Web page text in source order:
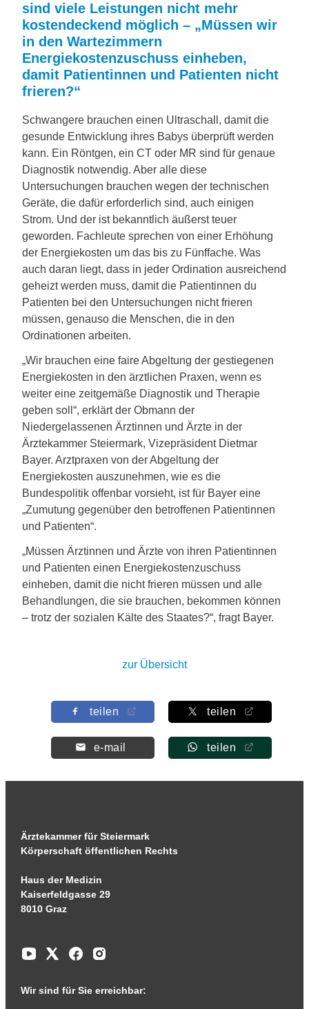
sind viele Leistungen nicht mehr
kostendeckend möglich – „Müssen wir
in den Wartezimmern
Energiekostenzuschuss einheben,
damit Patientinnen und Patienten nicht
frieren?“
Schwangere brauchen einen Ultraschall, damit die
gesunde Entwicklung ihres Babys überprüft werden
kann. Ein Röntgen, ein CT oder MR sind für genaue
Diagnostik notwendig. Aber alle diese
Untersuchungen brauchen wegen der technischen
Geräte, die dafür erforderlich sind, auch einigen
Strom. Und der ist bekanntlich äußerst teuer
geworden. Fachleute sprechen von einer Erhöhung
der Energiekosten um das bis zu Fünffache. Was
auch daran liegt, dass in jeder Ordination ausreichend
geheizt werden muss, damit die Patientinnen du
Patienten bei den Untersuchungen nicht frieren
müssen, genauso die Menschen, die in den
Ordinationen arbeiten.
„Wir brauchen eine faire Abgeltung der gestiegenen
Energiekosten in den ärztlichen Praxen, wenn es
weiter eine zeitgemäße Diagnostik und Therapie
geben soll“, erklärt der Obmann der
Niedergelassenen Ärztinnen und Ärzte in der
Ärztekammer Steiermark, Vizepräsident Dietmar
Bayer. Arztpraxen von der Abgeltung der
Energiekosten auszunehmen, wie es die
Bundespolitik offenbar vorsieht, ist für Bayer eine
„Zumutung gegenüber den betroffenen Patientinnen
und Patienten“.
„Müssen Ärztinnen und Ärzte von ihren Patientinnen
und Patienten einen Energiekostenzuschuss
einheben, damit die nicht frieren müssen und alle
Behandlungen, die sie brauchen, bekommen können
– trotz der sozialen Kälte des Staates?“, fragt Bayer.
zur Übersicht
teilen teilen
e-mail teilen
Ärztekammer für Steiermark
Körperschaft öffentlichen Rechts
Haus der Medizin
Kaiserfeldgasse 29
8010 Graz
Wir sind für Sie erreichbar: